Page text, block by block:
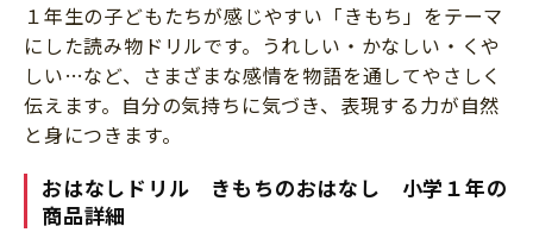
１年生の子どもたちが感じやすい「きもち」をテーマ
にした読み物ドリルです。うれしい・かなしい・くや
しい…など、さまざまな感情を物語を通してやさしく
伝えます。自分の気持ちに気づき、表現する力が自然
と身につきます。
おはなしドリル きもちのおはなし 小学１年の
商品詳細